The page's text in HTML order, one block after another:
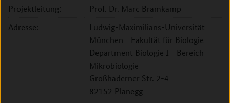
Projektleitung:
Prof. Dr. Marc Bramkamp
Adresse:
Ludwig-Maximilians-Universität
München - Fakultät für Biologie -
Department Biologie I - Bereich
Mikrobiologie
Großhaderner Str. 2-4
82152 Planegg